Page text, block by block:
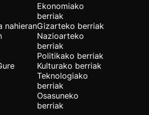
nahieran
Ekonomiako
berriak
Gizarteko berriak
Nazioarteko
berriak
Politikako berriak
Kulturako berriak
Teknologiako
berriak
Osasuneko
berriak